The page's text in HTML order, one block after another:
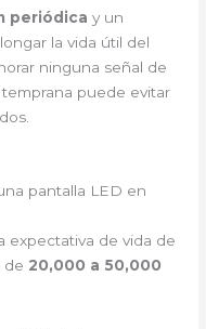
periódica y un
la vida útil del
ninguna señal de
puede evitar
pantalla LED en
expectativa de vida de
de 20,000 a 50,000